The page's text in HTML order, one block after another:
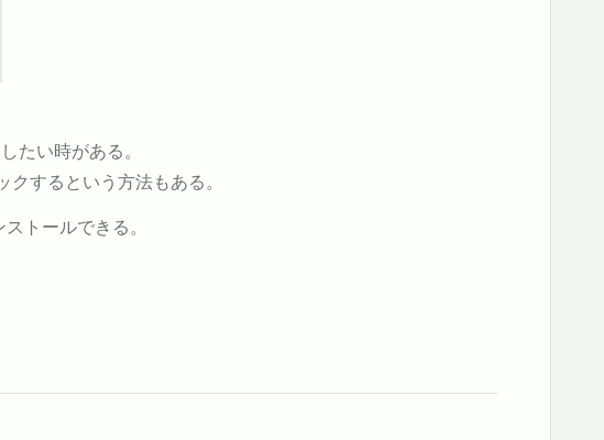
たい時がある。
するという方法もある。
トールできる。